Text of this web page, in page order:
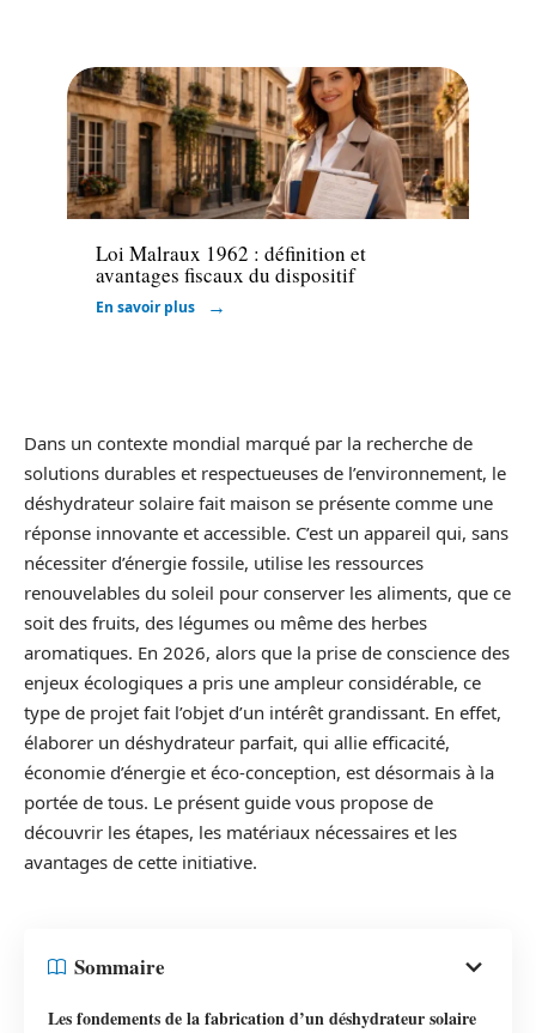
Défiscaliser
Loi Malraux 1962 : définition et
avantages fiscaux du dispositif
En savoir plus
Dans un contexte mondial marqué par la recherche de
solutions durables et respectueuses de l’environnement, le
déshydrateur solaire fait maison se présente comme une
réponse innovante et accessible. C’est un appareil qui, sans
nécessiter d’énergie fossile, utilise les ressources
renouvelables du soleil pour conserver les aliments, que ce
soit des fruits, des légumes ou même des herbes
aromatiques. En 2026, alors que la prise de conscience des
enjeux écologiques a pris une ampleur considérable, ce
type de projet fait l’objet d’un intérêt grandissant. En effet,
élaborer un déshydrateur parfait, qui allie efficacité,
économie d’énergie et éco-conception, est désormais à la
portée de tous. Le présent guide vous propose de
découvrir les étapes, les matériaux nécessaires et les
avantages de cette initiative.
Sommaire
Les fondements de la fabrication d’un déshydrateur solaire